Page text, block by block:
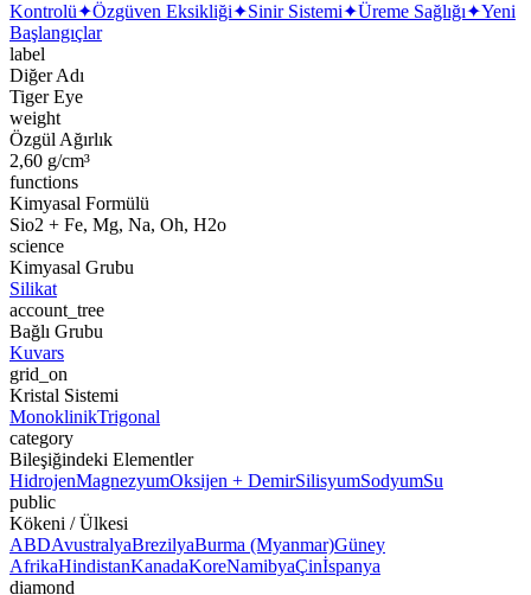
Kontrolü✦Özgüven Eksikliği✦Sinir Sistemi✦Üreme Sağlığı✦Yeni
Başlangıçlar
label
Diğer Adı
Tiger Eye
weight
Özgül Ağırlık
2,60 g/cm³
functions
Kimyasal Formülü
Sio2 + Fe, Mg, Na, Oh, H2o
science
Kimyasal Grubu
Silikat
account_tree
Bağlı Grubu
Kuvars
grid_on
Kristal Sistemi
MonoklinikTrigonal
category
Bileşiğindeki Elementler
HidrojenMagnezyumOksijen + DemirSilisyumSodyumSu
public
Kökeni / Ülkesi
ABDAvustralyaBrezilyaBurma (Myanmar)Güney
AfrikaHindistanKanadaKoreNamibyaÇinİspanya
diamond